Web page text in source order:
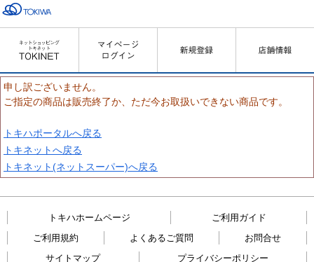
申し訳ございません。
ご指定の商品は販売終了か、ただ今お取扱いできない商品です。
トキハポータルへ戻る
トキネットへ戻る
トキネット(ネットスーパー)へ戻る
トキハホームページ
ご利用ガイド
ご利用規約
よくあるご質問
お問合せ
サイトマップ
プライバシーポリシー